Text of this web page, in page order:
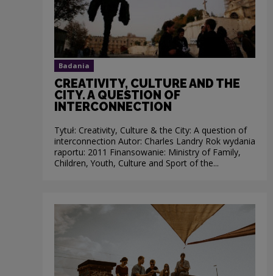
Badania
CREATIVITY, CULTURE AND THE
CITY. A QUESTION OF
INTERCONNECTION
Tytuł: Creativity, Culture & the City: A question of
interconnection Autor: Charles Landry Rok wydania
raportu: 2011 Finansowanie: Ministry of Family,
Children, Youth, Culture and Sport of the...